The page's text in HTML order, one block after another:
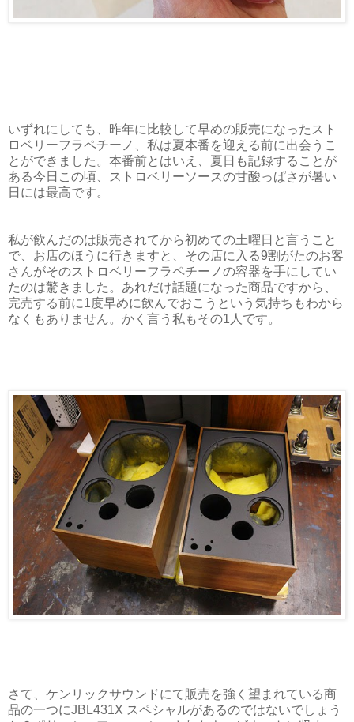
いずれにしても、昨年に比較して早めの販売になったスト
ロベリーフラペチーノ、私は夏本番を迎える前に出会うこ
とができました。本番前とはいえ、夏日も記録することが
ある今日この頃、ストロベリーソースの甘酸っぱさが暑い
日には最高です。
私が飲んだのは販売されてから初めての土曜日と言うこと
で、お店のほうに行きますと、その店に入る9割がたのお客
さんがそのストロベリーフラペチーノの容器を手にしてい
たのは驚きました。あれだけ話題になった商品ですから、
完売する前に1度早めに飲んでおこうという気持ちもわから
なくもありません。かく言う私もその1人です。
さて、ケンリックサウンドにて販売を強く望まれている商
品の一つにJBL431X スペシャルがあるのではないでしょう